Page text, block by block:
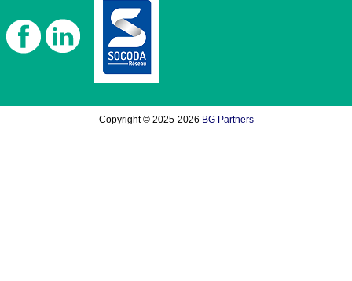
Copyright © 2025-2026 BG Partners